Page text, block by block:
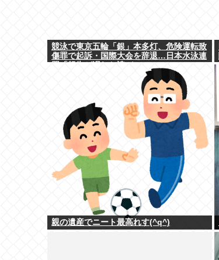
競泳で東京五輪「銀」本多灯、危険運転致
傷罪で起訴・国際大会を辞退…日本水泳連
親の遺産でニート最高れす(^q^)